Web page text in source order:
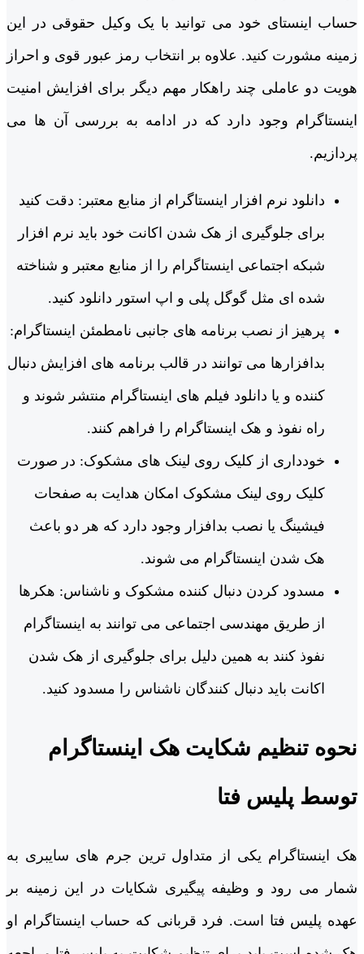
حساب اینستای خود می توانید با یک وکیل حقوقی در این
زمینه مشورت کنید. علاوه بر انتخاب رمز عبور قوی و احراز
هویت دو عاملی چند راهکار مهم دیگر برای افزایش امنیت
اینستاگرام وجود دارد که در ادامه به بررسی آن ها می
پردازیم.
دانلود نرم افزار اینستاگرام از منابع معتبر: دقت کنید
برای جلوگیری از هک شدن اکانت خود باید نرم افزار
شبکه اجتماعی اینستاگرام را از منابع معتبر و شناخته
شده ای مثل گوگل پلی و اپ استور دانلود کنید.
پرهیز از نصب برنامه های جانبی نامطمئن اینستاگرام:
بدافزارها می توانند در قالب برنامه های افزایش دنبال
کننده و یا دانلود فیلم های اینستاگرام منتشر شوند و
راه نفوذ و هک اینستاگرام را فراهم کنند.
خودداری از کلیک روی لینک های مشکوک: در صورت
کلیک روی لینک مشکوک امکان هدایت به صفحات
فیشینگ یا نصب بدافزار وجود دارد که هر دو باعث
هک شدن اینستاگرام می شوند.
مسدود کردن دنبال کننده مشکوک و ناشناس: هکرها
از طریق مهندسی اجتماعی می توانند به اینستاگرام
نفوذ کنند به همین دلیل برای جلوگیری از هک شدن
اکانت باید دنبال کنندگان ناشناس را مسدود کنید.
نحوه تنظیم شکایت هک اینستاگرام
توسط پلیس فتا
هک اینستاگرام یکی از متداول ترین جرم های سایبری به
شمار می رود و وظیفه پیگیری شکایات در این زمینه بر
عهده پلیس فتا است. فرد قربانی که حساب اینستاگرام او